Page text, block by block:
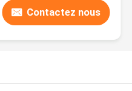
Contactez nous